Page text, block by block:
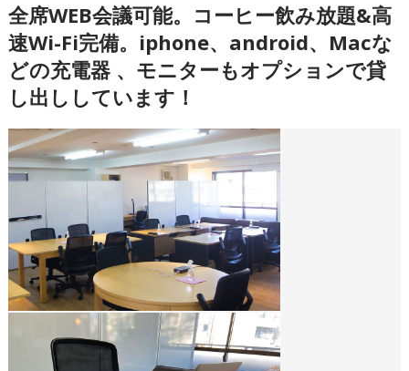
全席WEB会議可能。コーヒー飲み放題&高
速Wi-Fi完備。iphone、android、Macな
どの充電器 、モニターもオプションで貸
し出ししています！